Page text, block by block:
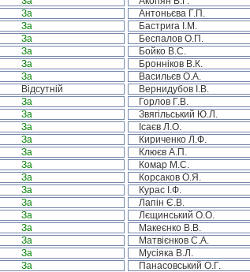
За Антоньєва Г.П.
За Бастрига І.М.
За Беспалов О.П.
За Бойко В.С.
За Бронніков В.К.
За Васильєв О.А.
Відсутній Вернидубов І.В.
За Горлов Г.В.
За Звягільський Ю.Л.
За Ісаєв Л.О.
За Кириченко Л.Ф.
За Клюєв А.П.
За Комар М.С.
За Корсаков О.Я.
За Курас І.Ф.
За Лапін Є.В.
За Лєщинський О.О.
За Макеєнко В.В.
За Матвієнков С.А.
За Мусіяка В.Л.
За Панасовський О.Г.